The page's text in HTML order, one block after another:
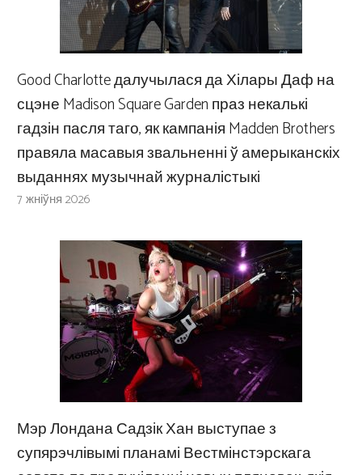
Good Charlotte далучылася да Хілары Даф на
сцэне Madison Square Garden праз некалькі
гадзін пасля таго, як кампанія Madden Brothers
правяла масавыя звальненні ў амерыканскіх
выданнях музычнай журналістыкі
7 жніўня 2026
Мэр Лондана Садзік Хан выступае з
супярэчлівымі планамі Вестмінстэрскага